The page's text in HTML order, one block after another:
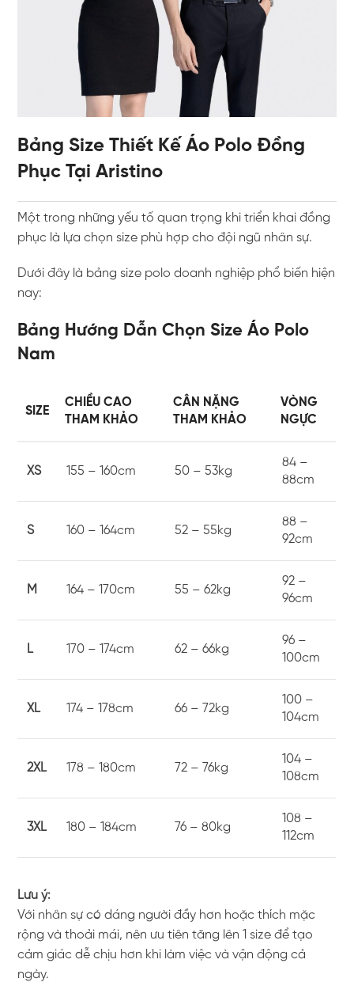
Bảng Size Thiết Kế Áo Polo Đồng
Phục Tại Aristino
Một trong những yếu tố quan trọng khi triển khai đồng
phục là lựa chọn size phù hợp cho đội ngũ nhân sự.
Dưới đây là bảng size polo doanh nghiệp phổ biến hiện
nay:
Bảng Hướng Dẫn Chọn Size Áo Polo
Nam
SIZE
CHIỀU CAO
THAM KHẢO
CÂN NẶNG
THAM KHẢO
VÒNG
NGỰC
XS 155 – 160cm 50 – 53kg
84 –
88cm
S 160 – 164cm 52 – 55kg
88 –
92cm
M 164 – 170cm 55 – 62kg
92 –
96cm
L 170 – 174cm 62 – 66kg
96 –
100cm
XL 174 – 178cm 66 – 72kg
100 –
104cm
2XL 178 – 180cm 72 – 76kg
104 –
108cm
3XL 180 – 184cm 76 – 80kg
108 –
112cm
Lưu ý:
Với nhân sự có dáng người đầy hơn hoặc thích mặc
rộng và thoải mái, nên ưu tiên tăng lên 1 size để tạo
cảm giác dễ chịu hơn khi làm việc và vận động cả
ngày.